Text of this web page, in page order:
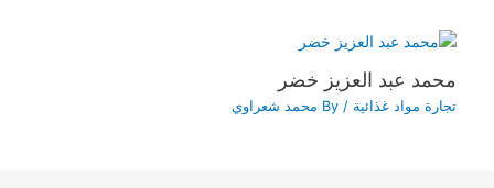
محمد عبد العزيز خضر
تجارة مواد غذائية / By محمد شعراوي